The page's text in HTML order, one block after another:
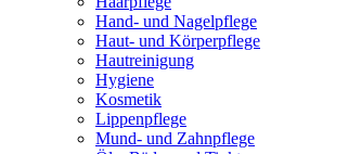
Hand- und Nagelpflege
Haut- und Körperpflege
Hautreinigung
Hygiene
Kosmetik
Lippenpflege
Mund- und Zahnpflege